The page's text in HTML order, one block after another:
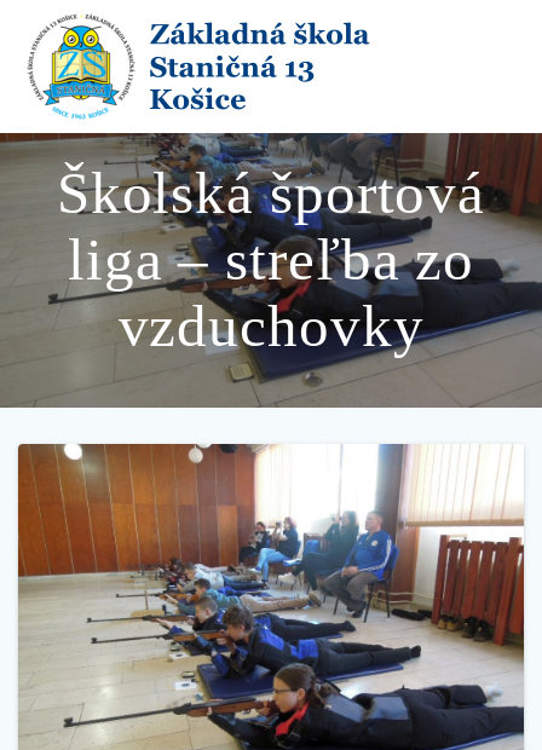
to
content
Školská športová
liga – streľba zo
vzduchovky